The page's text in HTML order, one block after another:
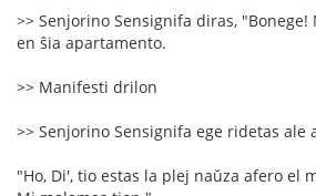
>> Senjorino Sensignifa diras,
en ŝia apartamento.
>> Manifesti drilon
>> Senjorino Sensignifa ege ridetas ale
"Ho, Di', tio estas la plej naŭza afero el